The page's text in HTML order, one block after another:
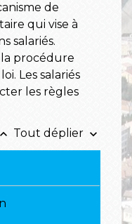
de
qui vise à
salariés.
procédure
Les salariés
les règles
keyboard_arrow_up Tout déplier keyboard_arrow_down